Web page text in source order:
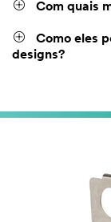
Com quais
Como eles
designs?